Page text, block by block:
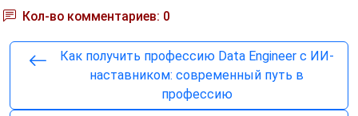
Кол-во комментариев: 0
Как получить профессию Data Engineer с ИИ-
наставником: современный путь в
профессию